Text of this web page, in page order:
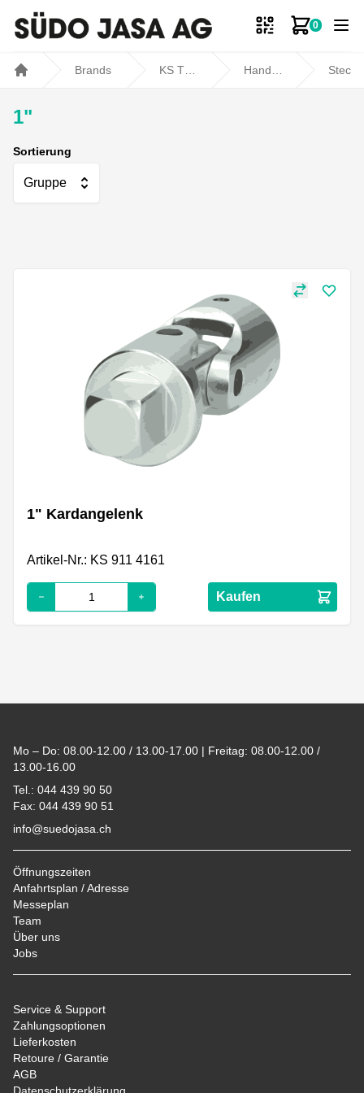
0
Zum
Brands
1"
Sortierung
Gruppe
1" Kardangelenk
Artikel-Nr.: KS 911 4161
Kaufen
Mo – Do: 08.00-12.00 / 13.00-17.00 | Freitag: 08.00-12.00 /
13.00-16.00
Tel.: 044 439 90 50
Fax: 044 439 90 51
info@suedojasa.ch
Öffnungszeiten
Anfahrtsplan / Adresse
Messeplan
Team
Über uns
Jobs
Service & Support
Zahlungsoptionen
Lieferkosten
Retoure / Garantie
AGB